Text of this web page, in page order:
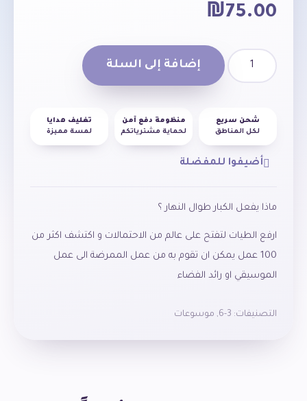
₪75.00
إضافة إلى السلة
شحن سريع
لكل المناطق
منظومة دفع آمن
لحماية مشترياتكم
تغليف هدايا
لمسة مميزة
أضيفوا للمفضلة
ماذا يفعل الكبار طوال النهار ؟
ارفع الطيات لتفتح على عالم من الاحتمالات و اكتشف اكثر من
100 عمل يمكن ان تقوم به من عمل الممرضة الى عمل
الموسيقي او رائد الفضاء
التصنيفات: 3-6
, موسوعات